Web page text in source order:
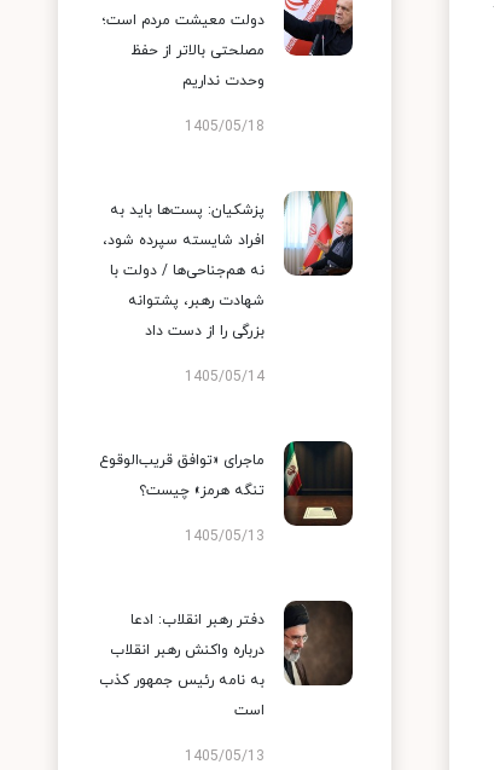
دولت معیشت مردم است؛
مصلحتی بالاتر از حفظ
وحدت نداریم
1405/05/18
پزشکیان: پست‌ها باید به
افراد شایسته سپرده شود،
نه هم‌جناحی‌ها / دولت با
شهادت رهبر، پشتوانه
بزرگی را از دست داد
1405/05/14
ماجرای «توافق قریب‌الوقوع
تنگه هرمز» چیست؟
1405/05/13
دفتر رهبر انقلاب: ادعا
درباره واکنش رهبر انقلاب
به نامه رئیس جمهور کذب
است
1405/05/13